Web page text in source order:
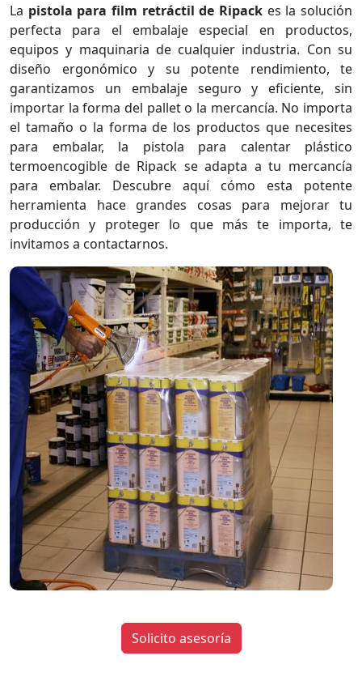
La pistola para film retráctil de Ripack es la solución
perfecta para el embalaje especial en productos,
equipos y maquinaria de cualquier industria. Con su
diseño ergonómico y su potente rendimiento, te
garantizamos un embalaje seguro y eficiente, sin
importar la forma del pallet o la mercancía. No importa
el tamaño o la forma de los productos que necesites
para embalar, la pistola para calentar plástico
termoencogible de Ripack se adapta a tu mercancía
para embalar. Descubre aquí cómo esta potente
herramienta hace grandes cosas para mejorar tu
producción y proteger lo que más te importa, te
invitamos a contactarnos.
Solicito asesoría